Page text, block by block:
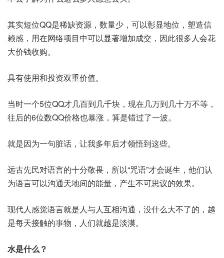
其实短位QQ是稀缺资源，数量少，可以彰显地位，塑造信
赖感，用在网络项目中可以显著增加成交，因此很多人会花
大价钱收购。
具有使用和投资双重价值。
当时一个5位QQ才几百到几千块，现在几万到几十万不等，
往后的6位数QQ价格也暴涨，算是错过了一波。
就是因为一句脏话，让我多年后才领悟到这些。
远古先民对语言的十分敬畏，所以“咒语”才会诞生，他们认
为语言可以沟通天地间的能量，产生不可思议的效果。
现代人感觉语言就是人与人互相沟通，没什么大不了的，越
是每天接触的事物，人们就越是淡漠。
水是什么？